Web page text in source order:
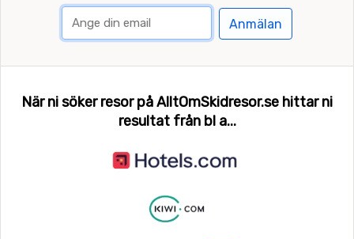
Anmälan
När ni söker resor på AlltOmSkidresor.se hittar ni
resultat från bl a...